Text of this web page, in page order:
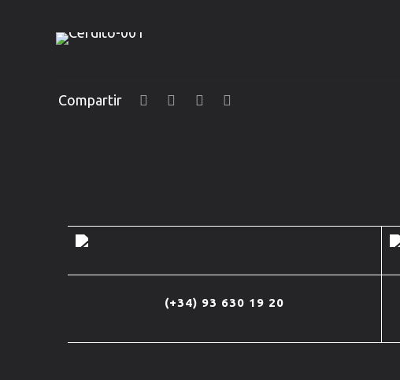
Compartir
(+34) 93 630 19 20